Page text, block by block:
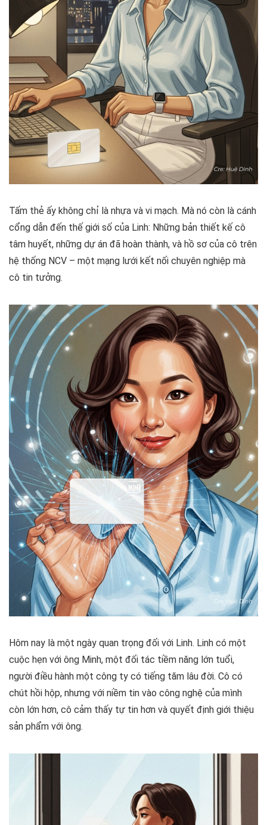
Tấm thẻ ấy không chỉ là nhựa và vi mạch. Mà nó còn là cánh
cổng dẫn đến thế giới số của Linh: Những bản thiết kế cô
tâm huyết, những dự án đã hoàn thành, và hồ sơ của cô trên
hệ thống NCV – một mạng lưới kết nối chuyên nghiệp mà
cô tin tưởng.
Hôm nay là một ngày quan trọng đối với Linh. Linh có một
cuộc hẹn với ông Minh, một đối tác tiềm năng lớn tuổi,
người điều hành một công ty có tiếng tăm lâu đời. Cô có
chút hồi hộp, nhưng với niềm tin vào công nghệ của mình
còn lớn hơn, cô cảm thấy tự tin hơn và quyết định giới thiệu
sản phẩm với ông.